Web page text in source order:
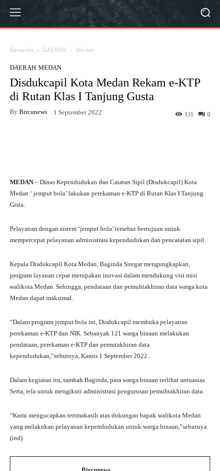
Beranda DAERAH Medan
DAERAH MEDAN
Disdukcapil Kota Medan Rekam e-KTP
di Rutan Klas I Tanjung Gusta
By Bircunews 1 September 2022 0
131
MEDAN – Dinas Kependudukan dan Catatan Sipil (Disdukcapil) Kota
Medan ‘ jemput bola’ lakukan perekaman e-KTP di Rutan Klas I Tanjung
Gista.
Pelayanan dengan sistem ‘jemput bola’ tersebut bertujuan untuk
mempercepat pelayanan administrasi kependudukan dan pencatatan sipil.
Kepala Disdukcapil Kota Medan, Baginda Siregar mengungkapkan,
program layanan cepat merupakan inovasi dalam mendukung visi misi
walikota Medan. Sehingga, pendataan dan pemuhtakhiran data warga kota
Medan dapat maksimal.
“Dalam program jemput bola ini, Disdukcapil membuka pelayanan
perekaman e-KTP dan NIK. Sebanyak 121 warga binaan melakukan
pendataan, perekaman e-KTP dan pemutakhiran data
kependudukan,”sebutnya, Kamis 1 September 2022..
Dalam kegiatan itu, tambah Baginda, para warga binaan terlihat antuasias.
Serta, rela untuk mengikuti administrasi pengurusan pemuhtakhiran data.
“Kami mengucapkan terimakasih atas dukungan bapak walikota Medan
yang melakukan pelayanan kependudukan untuk warga binaan,”sebutnya.
(ind)